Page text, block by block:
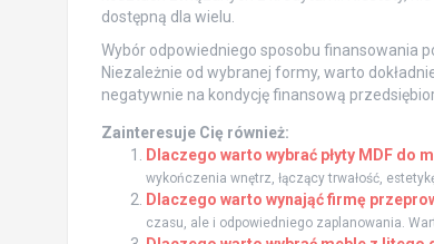
dostępną dla wielu.
Wybór odpowiedniego sposobu finansowania
Niezależnie od wybranej formy, warto
negatywnie na kondycję finansową
Zainteresuje Cię również:
Dlaczego warto wybrać płyty MDF do
wykończenia wnętrz, łączący trwałość,
Dlaczego warto wynająć firmę
czasu, ale i odpowiedniego zaplanowania.